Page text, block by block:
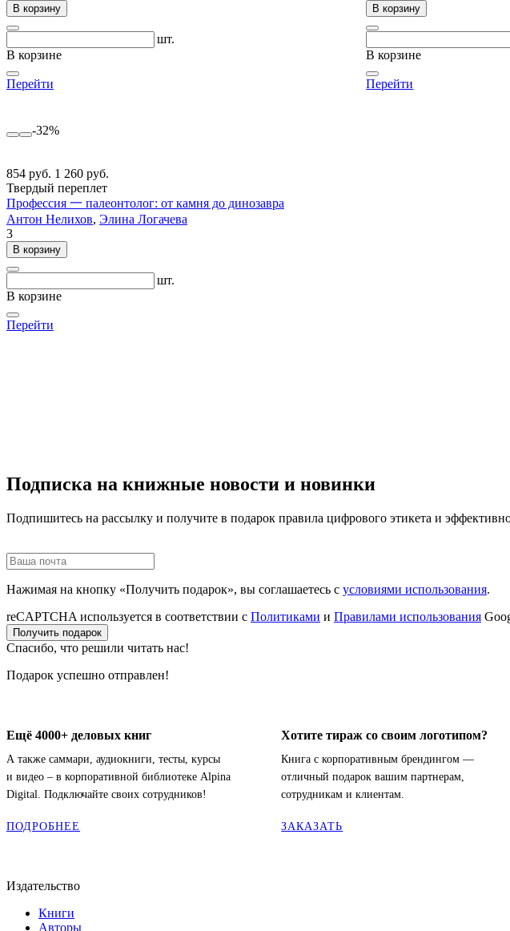
В корзину
шт.
В корзине
Перейти
В корзину
В корзине
Перейти
-32%
854 руб. 1 260 руб.
Твердый переплет
Профессия 一 палеонтолог: от камня до динозавра
Антон Нелихов, Элина Логачева
3
В корзину
шт.
В корзине
Перейти
Подписка на книжные новости и новинки
Подпишитесь на рассылку и получите в подарок правила цифрового этикета и
Нажимая на кнопку «Получить подарок», вы соглашаетесь с условиями использования.
reCAPTCHA используется в соответствии с Политиками и Правилами использования
Получить подарок
Спасибо, что решили читать нас!
Подарок успешно отправлен!
Ещё 4000+ деловых книг
А также саммари, аудиокниги, тесты, курсы
и видео – в корпоративной библиотеке Alpina
Digital. Подключайте своих сотрудников!
ПОДРОБНЕЕ
Хотите тираж со своим логотипом?
Книга с корпоративным брендингом —
отличный подарок вашим партнерам,
сотрудникам и клиентам.
ЗАКАЗАТЬ
Издательство
Книги
Авторы